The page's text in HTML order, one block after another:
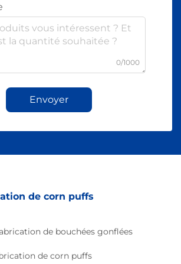
0/1000
Envoyer
de corn puffs
de bouchées gonflées
de corn puffs